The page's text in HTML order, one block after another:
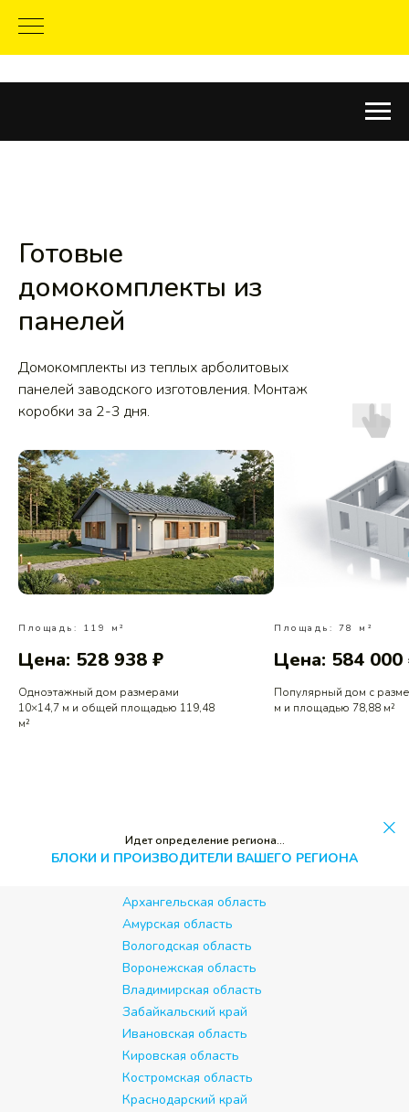
Готовые
домокомплекты из
панелей
Домокомплекты из теплых арболитовых
панелей заводского изготовления. Монтаж
коробки за 2-3 дня.
Площадь: 119 м²
Цена: 528 938 ₽
Одноэтажный дом размерами
10×14,7 м и общей площадью 119,48
м²
Площадь: 78 м²
Цена: 584 000
Популярный дом с
м и площадью 78,88 м²
Идет определение региона...
БЛОКИ И ПРОИЗВОДИТЕЛИ ВАШЕГО РЕГИОНА
Архангельская область
Амурская область
Вологодская область
Воронежская область
Владимирская область
Забайкальский край
Ивановская область
Кировская область
Костромская область
Краснодарский край